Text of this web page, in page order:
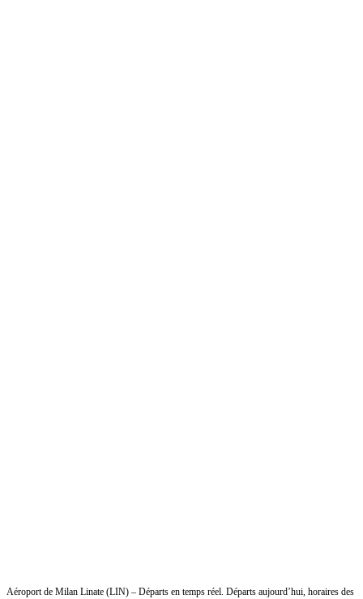
Aéroport de Milan Linate (LIN) – Départs en temps réel. Départs aujourd’hui, horaires des